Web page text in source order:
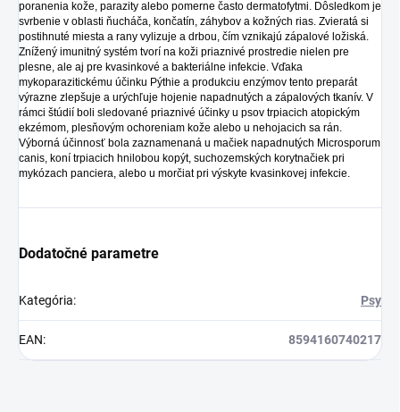
poranenia kože, parazity alebo pomerne často dermatofytmi. Dôsledkom je
svrbenie v oblasti ňucháča, končatín, záhybov a kožných rias. Zvieratá si
postihnuté miesta a rany vylizuje a drbou, čím vznikajú zápalové ložiská.
Znížený imunitný systém tvorí na koži priaznivé prostredie nielen pre
plesne, ale aj pre kvasinkové a bakteriálne infekcie. Vďaka
mykoparazitickému účinku Pýthie a produkciu enzýmov tento preparát
výrazne zlepšuje a urýchľuje hojenie napadnutých a zápalových tkanív. V
rámci štúdií boli sledované priaznivé účinky u psov trpiacich atopickým
ekzémom, plesňovým ochoreniam kože alebo u nehojacich sa rán.
Výborná účinnosť bola zaznamenaná u mačiek napadnutých Microsporum
canis, koní trpiacich hnilobou kopýt, suchozemských korytnačiek pri
mykózach panciera, alebo u morčiat pri výskyte kvasinkovej infekcie.
Dodatočné parametre
Kategória: Psy
EAN: 8594160740217